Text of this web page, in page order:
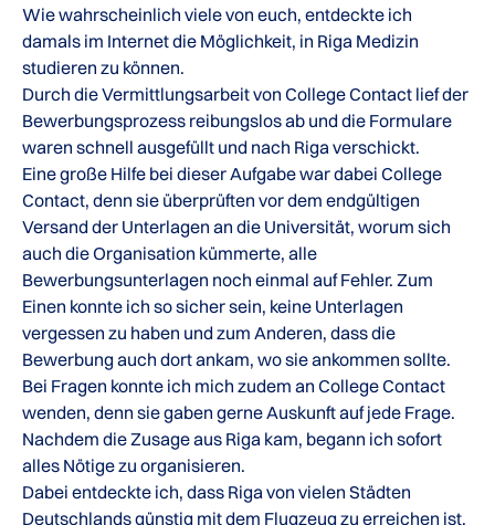
Wie wahrscheinlich viele von euch, entdeckte ich
damals im Internet die Möglichkeit, in Riga Medizin
studieren zu können.
Durch die Vermittlungsarbeit von College Contact lief der
Bewerbungsprozess reibungslos ab und die Formulare
waren schnell ausgefüllt und nach Riga verschickt.
Eine große Hilfe bei dieser Aufgabe war dabei College
Contact, denn sie überprüften vor dem endgültigen
Versand der Unterlagen an die Universität, worum sich
auch die Organisation kümmerte, alle
Bewerbungsunterlagen noch einmal auf Fehler. Zum
Einen konnte ich so sicher sein, keine Unterlagen
vergessen zu haben und zum Anderen, dass die
Bewerbung auch dort ankam, wo sie ankommen sollte.
Bei Fragen konnte ich mich zudem an College Contact
wenden, denn sie gaben gerne Auskunft auf jede Frage.
Nachdem die Zusage aus Riga kam, begann ich sofort
alles Nötige zu organisieren.
Dabei entdeckte ich, dass Riga von vielen Städten
Deutschlands günstig mit dem Flugzeug zu erreichen ist.